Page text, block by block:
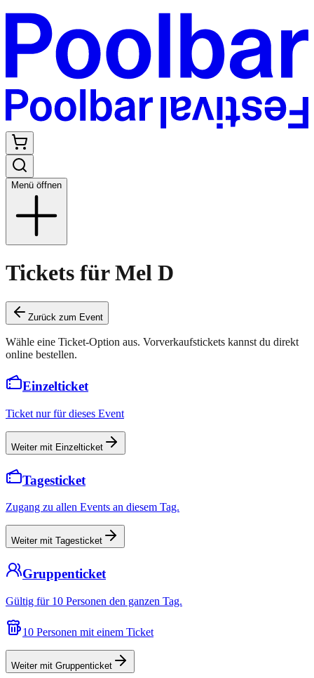
Menü öffnen
Tickets für Mel D
Zurück zum Event
Wähle eine Ticket-Option aus. Vorverkaufstickets kannst du direkt
online bestellen.
Einzelticket
Ticket nur für dieses Event
Weiter mit Einzelticket
Tagesticket
Zugang zu allen Events an diesem Tag.
Weiter mit Tagesticket
Gruppenticket
Gültig für 10 Personen den ganzen Tag.
10 Personen mit einem Ticket
Weiter mit Gruppenticket